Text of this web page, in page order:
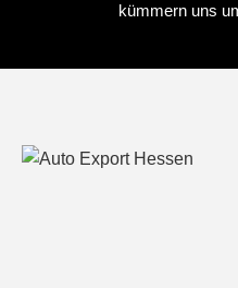
kümmern uns